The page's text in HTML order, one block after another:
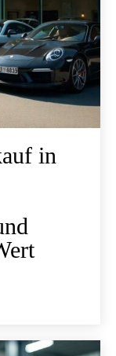
in